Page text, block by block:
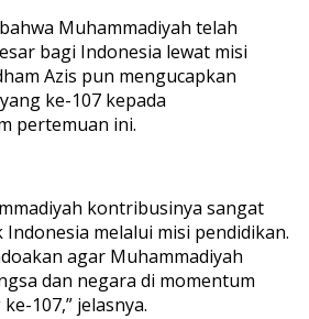
Muhammadiyah telah
bagi Indonesia lewat misi
Azis pun mengucapkan
ke-107 kepada
pertemuan ini.
kontribusinya sangat
melalui misi pendidikan.
agar Muhammadiyah
dan negara di momentum
107,” jelasnya.